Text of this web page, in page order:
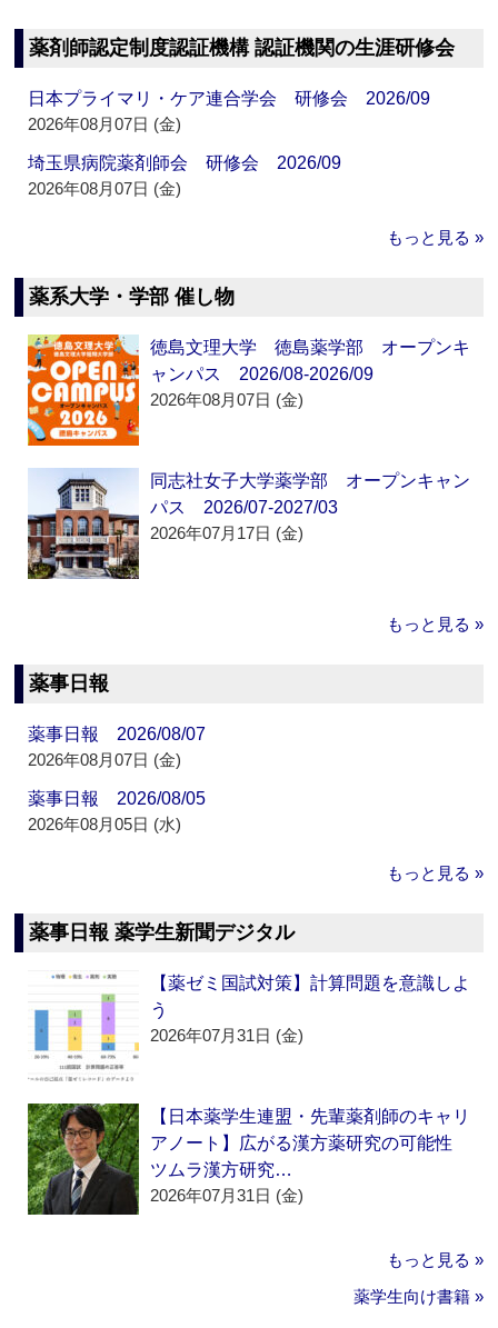
薬剤師認定制度認証機構 認証機関の生涯研修会
日本プライマリ・ケア連合学会 研修会 2026/09
2026年08月07日 (金)
埼玉県病院薬剤師会 研修会 2026/09
2026年08月07日 (金)
もっと見る »
薬系大学・学部 催し物
徳島文理大学 徳島薬学部 オープンキ
ャンパス 2026/08-2026/09
2026年08月07日 (金)
同志社女子大学薬学部 オープンキャン
パス 2026/07-2027/03
2026年07月17日 (金)
もっと見る »
薬事日報
薬事日報 2026/08/07
2026年08月07日 (金)
薬事日報 2026/08/05
2026年08月05日 (水)
もっと見る »
薬事日報 薬学生新聞デジタル
【薬ゼミ国試対策】計算問題を意識しよ
う
2026年07月31日 (金)
【日本薬学生連盟・先輩薬剤師のキャリ
アノート】広がる漢方薬研究の可能性
ツムラ漢方研究…
2026年07月31日 (金)
もっと見る »
薬学生向け書籍 »